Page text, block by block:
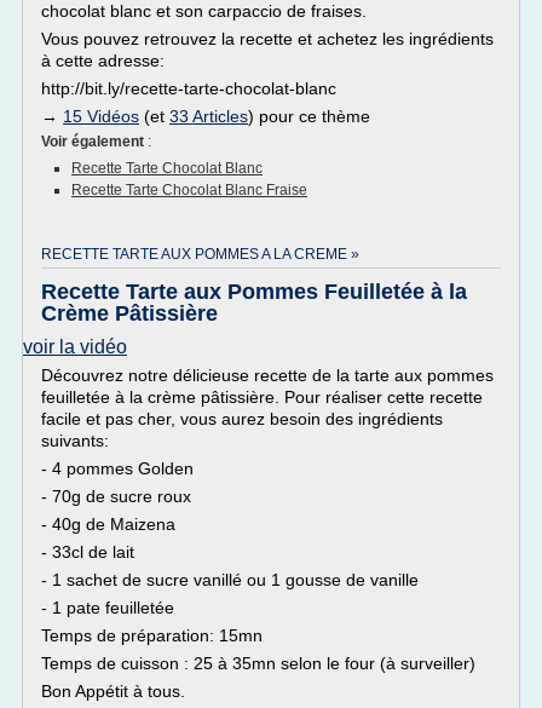
chocolat blanc et son carpaccio de fraises.
Vous pouvez retrouvez la recette et achetez les ingrédients
à cette adresse:
http://bit.ly/recette-tarte-chocolat-blanc
→ 15 Vidéos (et 33 Articles) pour ce thème
Voir également :
Recette Tarte Chocolat Blanc
Recette Tarte Chocolat Blanc Fraise
RECETTE TARTE AUX POMMES A LA CREME »
Recette Tarte aux Pommes Feuilletée à la
Crème Pâtissière
voir la vidéo
Découvrez notre délicieuse recette de la tarte aux pommes
feuilletée à la crème pâtissière. Pour réaliser cette recette
facile et pas cher, vous aurez besoin des ingrédients
suivants:
- 4 pommes Golden
- 70g de sucre roux
- 40g de Maizena
- 33cl de lait
- 1 sachet de sucre vanillé ou 1 gousse de vanille
- 1 pate feuilletée
Temps de préparation: 15mn
Temps de cuisson : 25 à 35mn selon le four (à surveiller)
Bon Appétit à tous.